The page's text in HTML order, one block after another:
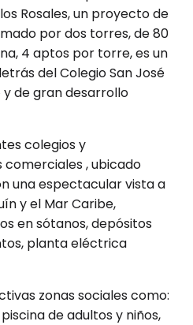
Rosales, un proyecto de
por dos torres, de 80
4 aptos por torre, es un
del Colegio San José
de gran desarrollo
colegios y
comerciales , ubicado
una espectacular vista a
y el Mar Caribe,
en sótanos, depósitos
planta eléctrica
zonas sociales como:
de adultos y niños,